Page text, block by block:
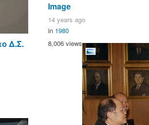
Δ.Σ.
Image
14 years ago
in 1980
8,006 views